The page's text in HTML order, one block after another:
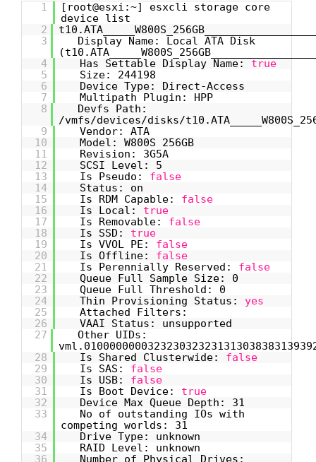
1
[root@esxi:~] esxcli storage core
device list
2
3
Display Name: Local ATA Disk
4
Has Settable Display Name: true
5
Size: 244198
6
Device Type: Direct-Access
7
Multipath Plugin: HPP
8
Devfs Path:
/vmfs/devices/disks/
9
Vendor: ATA
10
Model: W800S 256GB
11
Revision: 3G5A
12
SCSI Level: 5
13
Is Pseudo: false
14
Status: on
15
Is RDM Capable: false
16
Is Local: true
17
Is Removable: false
18
Is SSD: true
19
Is VVOL PE: false
20
Is Offline: false
21
Is Perennially Reserved: false
22
Queue Full Sample Size: 0
23
Queue Full Threshold: 0
24
Thin Provisioning Status: yes
25
Attached Filters:
26
VAAI Status: unsupported
27
Other UIDs:
28
Is Shared Clusterwide: false
29
Is SAS: false
30
Is USB: false
31
Is Boot Device: true
32
Device Max Queue Depth: 31
33
No of outstanding IOs with
competing worlds: 31
34
Drive Type: unknown
35
RAID Level: unknown
36
Number of Physical Drives: